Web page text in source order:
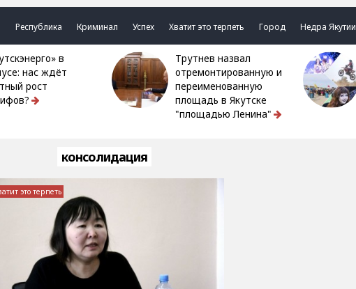
Республика Криминал Успех Хватит это терпеть Город Недра Якутии
нас ждёт
рост
Трутнев назвал
отремонтированную и
переименованную
площадь в Якутске
"площадью Ленина"
консолидация
это терпеть